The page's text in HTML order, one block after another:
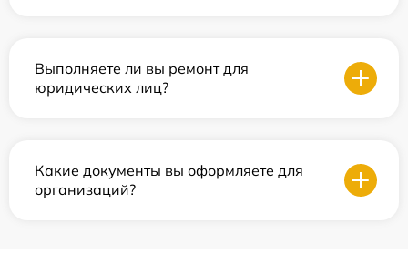
Выполняете ли вы ремонт для
юридических лиц?
Какие документы вы оформляете для
организаций?